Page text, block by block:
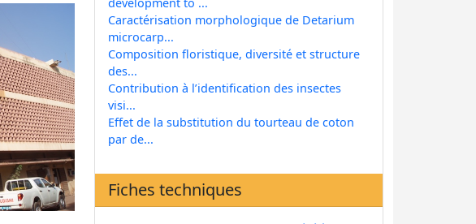
Caractérisation morphologique de Detarium
microcarp...
Composition floristique, diversité et structure
des...
Contribution à l’identification des insectes
visi...
Effet de la substitution du tourteau de coton
par de...
Fiches techniques